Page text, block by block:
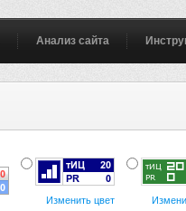
Анализ сайта
Изменить цвет